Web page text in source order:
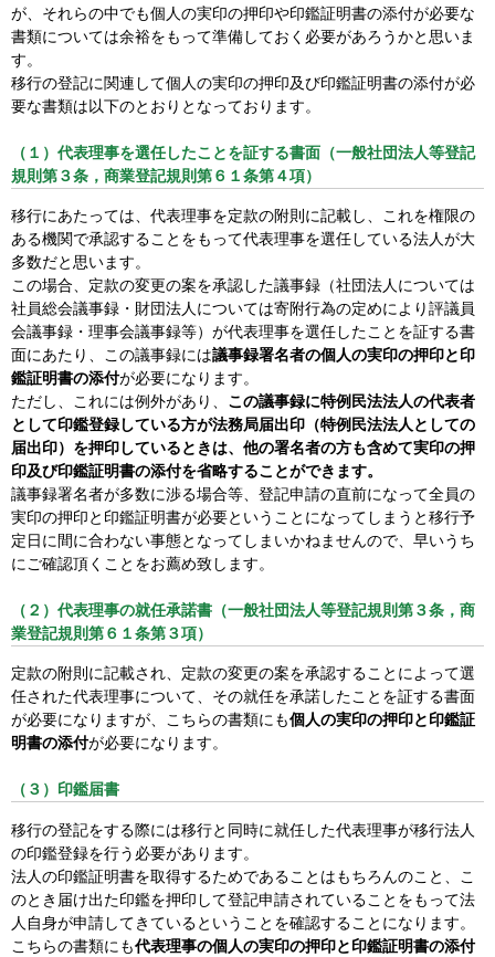
が、それらの中でも個人の実印の押印や印鑑証明書の添付が必要な
書類については余裕をもって準備しておく必要があろうかと思いま
す。
移行の登記に関連して個人の実印の押印及び印鑑証明書の添付が必
要な書類は以下のとおりとなっております。
（１）代表理事を選任したことを証する書面（一般社団法人等登記
規則第３条，商業登記規則第６１条第４項）
移行にあたっては、代表理事を定款の附則に記載し、これを権限の
ある機関で承認することをもって代表理事を選任している法人が大
多数だと思います。
この場合、定款の変更の案を承認した議事録（社団法人については
社員総会議事録・財団法人については寄附行為の定めにより評議員
会議事録・理事会議事録等）が代表理事を選任したことを証する書
面にあたり、この議事録には議事録署名者の個人の実印の押印と印
鑑証明書の添付が必要になります。
ただし、これには例外があり、 この議事録に特例民法法人の代表者
として印鑑登録している方が法務局届出印（特例民法法人としての
届出印）を押印しているときは、他の署名者の方も含めて実印の押
印及び印鑑証明書の添付を省略することができます。
議事録署名者が多数に渉る場合等、登記申請の直前になって全員の
実印の押印と印鑑証明書が必要ということになってしまうと移行予
定日に間に合わない事態となってしまいかねませんので、早いうち
にご確認頂くことをお薦め致します。
（２）代表理事の就任承諾書（一般社団法人等登記規則第３条，商
業登記規則第６１条第３項）
定款の附則に記載され、定款の変更の案を承認することによって選
任された代表理事について、その就任を承諾したことを証する書面
が必要になりますが、こちらの書類にも個人の実印の押印と印鑑証
明書の添付が必要になります。
（３）印鑑届書
移行の登記をする際には移行と同時に就任した代表理事が移行法人
の印鑑登録を行う必要があります。
法人の印鑑証明書を取得するためであることはもちろんのこと、こ
のとき届け出た印鑑を押印して登記申請されていることをもって法
人自身が申請してきているということを確認することになります。
こちらの書類にも代表理事の個人の実印の押印と印鑑証明書の添付